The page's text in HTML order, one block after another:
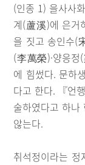
(인종 1) 을사사
계(蘆溪)에 은거
을 짓고 송인수(
(李萬榮)·양응정
에 힘썼다. 문하
다고 한다. 『언
술하였다고 하
않는다.
취석정이라는